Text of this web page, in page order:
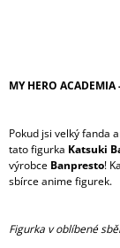
MY HERO
Pokud jsi velký fanda
tato figurka Katsuki
výrobce Banpresto!
sbírce anime figurek.
Figurka v oblíbené
599
Kč